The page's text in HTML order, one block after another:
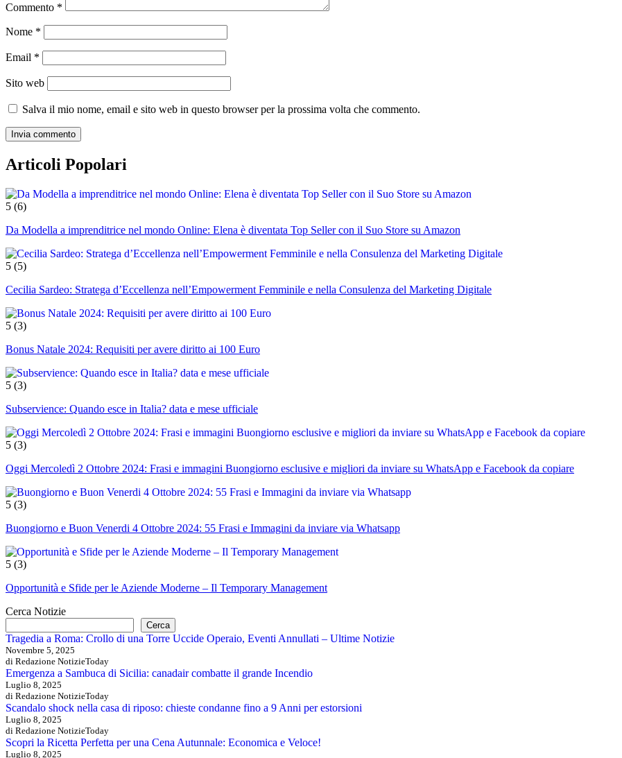
Commento *
Nome *
Email *
Sito web
Salva il mio nome, email e sito web in questo browser per la prossima volta che commento.
Articoli Popolari
5 (6)
Da Modella a imprenditrice nel mondo Online: Elena è diventata Top Seller con il Suo Store su Amazon
5 (5)
Cecilia Sardeo: Stratega d’Eccellenza nell’Empowerment Femminile e nella Consulenza del Marketing Digitale
5 (3)
Bonus Natale 2024: Requisiti per avere diritto ai 100 Euro
5 (3)
Subservience: Quando esce in Italia? data e mese ufficiale
5 (3)
Oggi Mercoledì 2 Ottobre 2024: Frasi e immagini Buongiorno esclusive e migliori da inviare su WhatsApp e Facebook da copiare
5 (3)
Buongiorno e Buon Venerdi 4 Ottobre 2024: 55 Frasi e Immagini da inviare via Whatsapp
5 (3)
Opportunità e Sfide per le Aziende Moderne – Il Temporary Management
Cerca Notizie
Cerca
Tragedia a Roma: Crollo di una Torre Uccide Operaio, Eventi Annullati – Ultime Notizie
Novembre 5, 2025
di Redazione NotizieToday
Emergenza a Sambuca di Sicilia: canadair combatte il grande Incendio
Luglio 8, 2025
di Redazione NotizieToday
Scandalo shock nella casa di riposo: chieste condanne fino a 9 Anni per estorsioni
Luglio 8, 2025
di Redazione NotizieToday
Scopri la Ricetta Perfetta per una Cena Autunnale: Economica e Veloce!
Luglio 8, 2025